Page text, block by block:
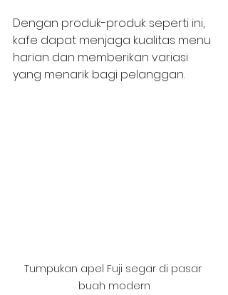
Dengan produk-produk seperti ini,
kafe dapat menjaga kualitas menu
harian dan memberikan variasi
yang menarik bagi pelanggan.
Tumpukan apel Fuji segar di pasar
buah modern